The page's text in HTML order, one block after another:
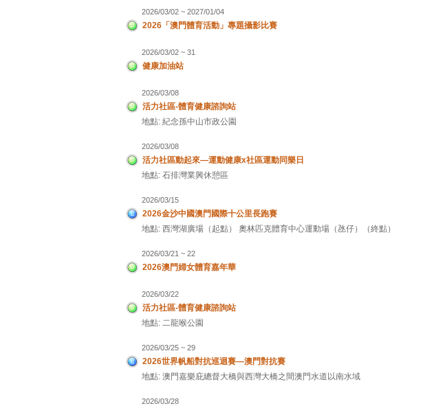
2026/03/02 ~ 2027/01/04
2026「澳門體育活動」專題攝影比賽
2026/03/02 ~ 31
健康加油站
2026/03/08
活力社區-體育健康諮詢站
地點: 紀念孫中山市政公園
2026/03/08
活力社區動起來—運動健康x社區運動同樂日
地點: 石排灣業興休憩區
2026/03/15
2026金沙中國澳門國際十公里長跑賽
地點: 西灣湖廣場（起點） 奧林匹克體育中心運動場（氹仔）（終點）
2026/03/21 ~ 22
2026澳門婦女體育嘉年華
2026/03/22
活力社區-體育健康諮詢站
地點: 二龍喉公園
2026/03/25 ~ 29
2026世界帆船對抗巡迴賽—澳門對抗賽
地點: 澳門嘉樂庇總督大橋與西灣大橋之間澳門水道以南水域
2026/03/28